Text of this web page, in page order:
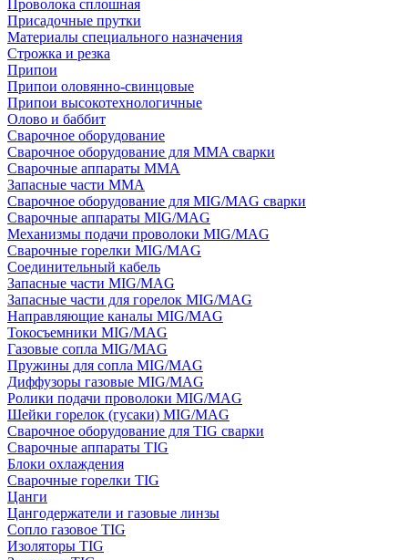
Проволока сплошная
Присадочные прутки
Материалы специального назначения
Строжка и резка
Припои
Припои оловянно-свинцовые
Припои высокотехнологичные
Олово и баббит
Сварочное оборудование
Сварочное оборудование для MMA сварки
Сварочные аппараты MMA
Запасные части MMA
Сварочное оборудование для MIG/MAG сварки
Сварочные аппараты MIG/MAG
Механизмы подачи проволоки MIG/MAG
Сварочные горелки MIG/MAG
Соединительный кабель
Запасные части MIG/MAG
Запасные части для горелок MIG/MAG
Направляющие каналы MIG/MAG
Токосъемники MIG/MAG
Газовые сопла MIG/MAG
Пружины для сопла MIG/MAG
Диффузоры газовые MIG/MAG
Ролики подачи проволоки MIG/MAG
Шейки горелок (гусаки) MIG/MAG
Сварочное оборудование для TIG сварки
Сварочные аппараты TIG
Блоки охлаждения
Сварочные горелки TIG
Цанги
Цангодержатели и газовые линзы
Сопло газовое TIG
Изоляторы TIG